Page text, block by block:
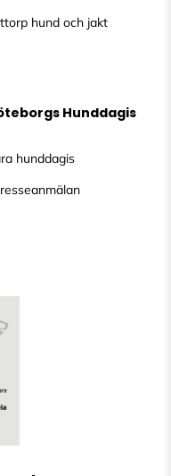
hund och jakt
Hunddagis
hunddagis